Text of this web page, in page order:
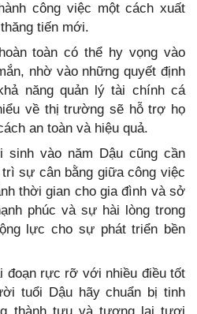
công việc một cách xuất
tiến mới.
toàn có thể hy vọng vào
nhờ vào những quyết định
năng quản lý tài chính cá
về thị trường sẽ hỗ trợ họ
an toàn và hiệu quả.
sinh vào năm Dậu cũng cần
sự cân bằng giữa công việc
thời gian cho gia đình và sở
phúc và sự hài lòng trong
lực cho sự phát triển bền
đoạn rực rỡ với nhiều điều tốt
tuổi Dậu hãy chuẩn bị tinh